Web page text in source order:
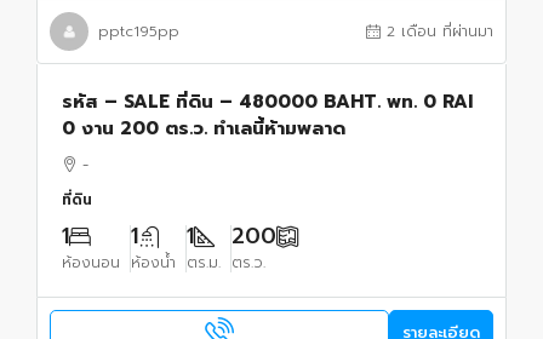
pptc195pp 2 เดือน ที่ผ่านมา
รหัส – SALE ที่ดิน – 480000 BAHT. พท. 0 RAI
0 งาน 200 ตร.ว. ทำเลนี้ห้ามพลาด
-
ที่ดิน
1
ห้องนอน
1
ห้องน้ำ
1
ตร.ม.
200
ตร.ว.
รายละเอียด